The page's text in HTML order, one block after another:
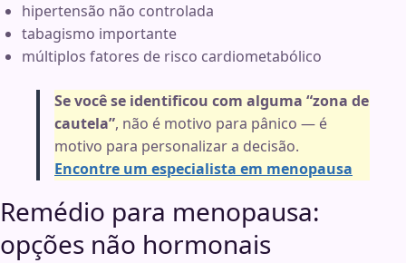
hipertensão não controlada
tabagismo importante
múltiplos fatores de risco cardiometabólico
Se você se identificou com alguma “zona de
cautela”, não é motivo para pânico — é
motivo para personalizar a decisão.
Encontre um especialista em menopausa
Remédio para menopausa:
opções não hormonais